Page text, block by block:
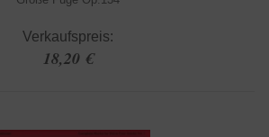
Verkaufspreis:
18,20 €